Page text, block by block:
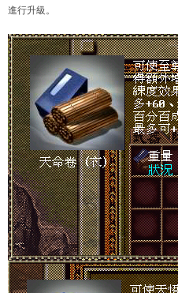
進行升級。